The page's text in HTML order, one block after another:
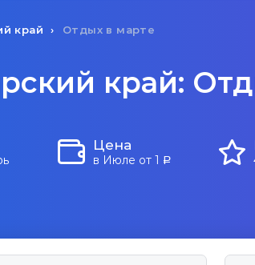
край Отдых в марте
край:
Цена
в Июле от 1 a